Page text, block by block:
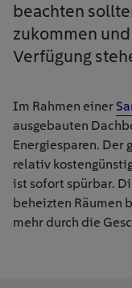
beachten
zukommen
Verfügung
Im Rahmen einer
ausgebauten
Energiesparen. Der
relativ
ist sofort spürbar.
beheizten Räumen
mehr durch die